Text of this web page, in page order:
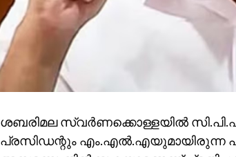
ശബരിമല സ്വര്‍ണക്കൊള്ളയില്‍
പ്രസിഡന്റും എം.എല്‍.എയുമായിരുന്ന